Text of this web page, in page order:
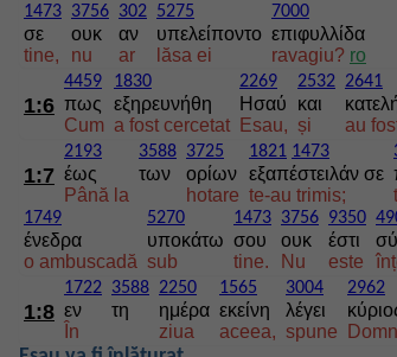
1473
σε
tine,
3756
ουκ
nu
302
αν
ar
5275
υπελείποντο
lăsa ei
7000
επιφυλλίδα
ravagiu? ro
1:6
4459
πως
Cum
1830
εξηρευνήθη
a fost cercetat
2269
Ησαύ
Esau,
2532
και
și
2641
au
1:7
2193
έως
Până la
3588
των
3725
ορίων
hotare
1821 1473
εξαπέστειλάν σε
te-au trimis;
1749
ένεδρα
o ambuscadă
5270
υποκάτω
sub
1473
σου
tine.
3756
ουκ
Nu
9350
έστι
este
1:8
1722
εν
În
3588
τη
2250
ημέρα
ziua
1565
εκείνη
aceea,
3004
λέγει
spune
2962